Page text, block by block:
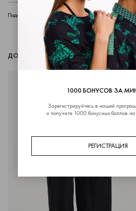
1000 БОНУСОВ ЗА
Зарегистрируйтесь в нашей
и получите 1000 бонусных баллов
РЕГИСТРАЦИЯ
Поделиться telegramwhatsapp
vk
ДОПОЛНИТЬ ОБРАЗ